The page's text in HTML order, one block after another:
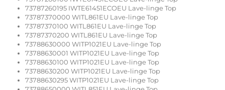
73787260195 IWTE61451ECOEU Lave-linge Top
73787370000 WITL861EU Lave-linge Top
73787370100 WITL861EU Lave-linge Top
73787370200 WITL861EU Lave-linge Top
73788630000 WITP1021EU Lave-linge Top
73788630001 WITP1021EU Lave-linge Top
73788630100 WITP1021EU Lave-linge Top
73788630200 WITP1021EU Lave-linge Top
73788630295 WITP1021EU Lave-linge Top